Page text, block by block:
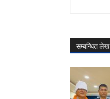
सम्बन्धित लेख